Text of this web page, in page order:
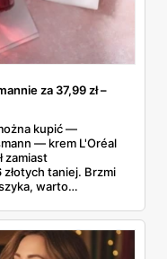
za 37,99 zł –
kupić —
— krem L'Oréal
zamiast
złotych taniej. Brzmi
warto
40+.
opakowany zwykły